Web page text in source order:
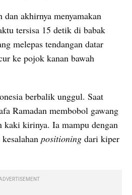
dan akhirnya menyamakan
tersisa 15 detik di babak
melepas tendangan datar
ke pojok kanan bawah
berbalik unggul. Saat
Ramadan membobol gawang
kaki kirinya. Ia mampu dengan
positioning dari kiper